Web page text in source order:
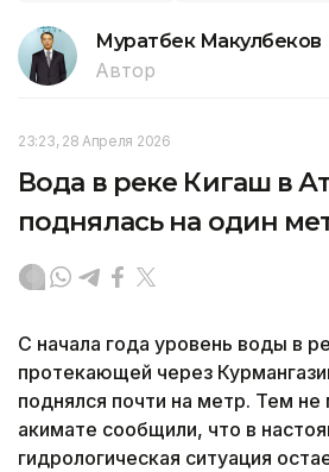
Муратбек Макулбеков
Автор
23:23, 28 Апреля 2026
Вода в реке Кигаш в
поднялась на один
С начала года уровень воды в
протекающей через
поднялся почти на метр. Тем
акимате сообщили, что в
гидрологическая ситуация